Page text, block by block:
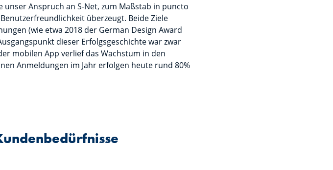
Anspruch an S-Net, zum Maßstab in puncto
überzeugt. Beide Ziele
(wie etwa 2018 der German Design Award
dieser Erfolgsgeschichte war zwar
mobilen App verlief das Wachstum in den
Anmeldungen im Jahr erfolgen heute rund 80%